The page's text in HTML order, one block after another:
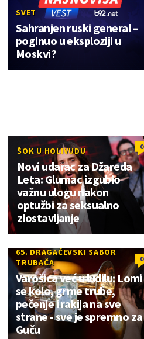
SVET
Sahranjen ruski general –
poginuo u eksploziji u
Moskvi?
0
ŠOK U HOLIVUDU
Novi udarac za Džareda
Leta: Glumac izgubio
važnu ulogu nakon
optužbi za seksualno
zlostavljanje
0
65. DRAGAČEVSKI SABOR
TRUBAČA
Varošica već u ludilu: Lomi
se kolo, grme trube,
pečenje i rakija na sve
strane - sve je spremno za
Guču